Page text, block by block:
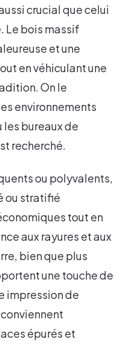
crucial que celui
Le bois massif
et une
en véhiculant une
On le
environnements
bureaux de
recherché.
ou polyvalents,
ou stratifié
tout en
aux rayures et aux
bien que plus
une touche de
impression de
épurés et